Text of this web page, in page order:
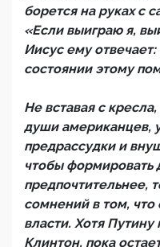
борется на руках с
«Если выиграю я,
Иисус ему отвечает:
состоянии этому
Не вставая с
души американцев,
предрассудки и
чтобы формировать
предпочтительнее,
сомнений в том, что
власти. Хотя Путину
Клинтон, пока